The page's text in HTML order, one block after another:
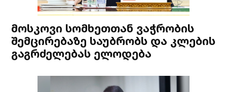
მოსკოვი სომხეთთან ვაჭრობის
შემცირებაზე საუბრობს და კლების
გაგრძელებას ელოდება